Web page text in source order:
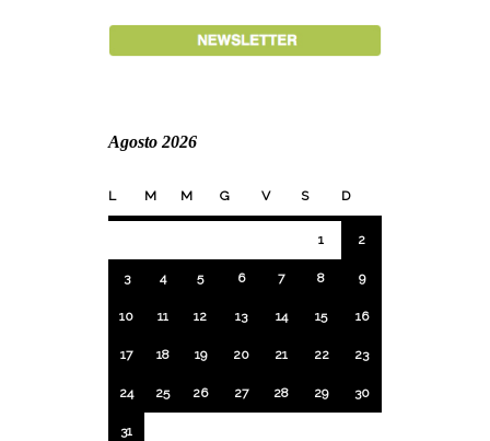
Agosto 2026
L M M G V S D
1 2
3 4 5 6 7 8 9
10 11 12 13 14 15 16
17 18 19 20 21 22 23
24 25 26 27 28 29 30
31